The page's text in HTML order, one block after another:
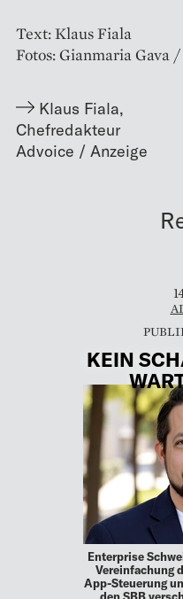
Text: Klaus Fiala
Fotos: Gianmaria Gava
Klaus Fiala,
Chefredakteur
KEIN
Enterprise
Vereinfachung
App-Steuerung